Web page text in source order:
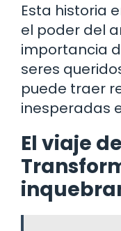
Esta historia
el poder del
importancia
seres
puede traer
inesperadas
El viaje